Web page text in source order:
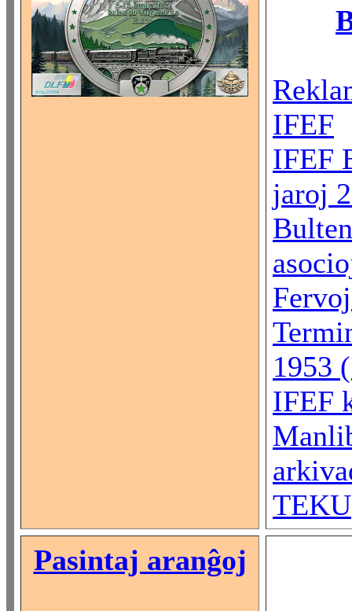
IFEF
IFEF
jaroj
1953
IFEF
TEKU
Pasintaj aranĝoj